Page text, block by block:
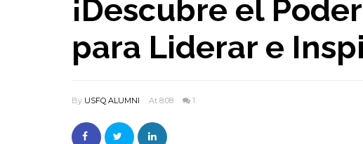
¡Descubre el
para Liderar e
By USFQ ALUMNI At 8:08 1